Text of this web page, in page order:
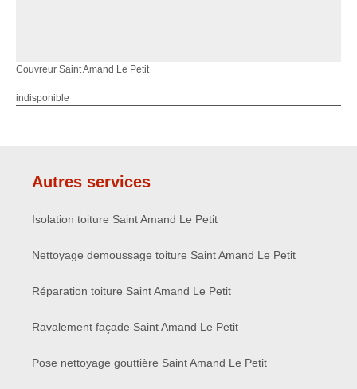
Couvreur Saint Amand Le Petit
indisponible
Autres services
Isolation toiture Saint Amand Le Petit
Nettoyage demoussage toiture Saint Amand Le Petit
Réparation toiture Saint Amand Le Petit
Ravalement façade Saint Amand Le Petit
Pose nettoyage gouttière Saint Amand Le Petit